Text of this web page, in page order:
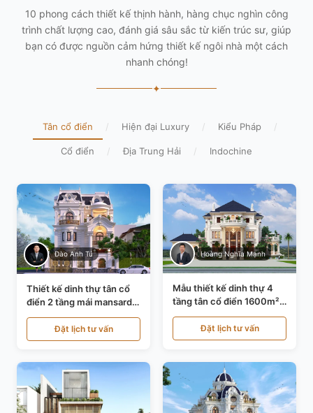
10 phong cách thiết kế thịnh hành, hàng chục nghìn công
trình chất lượng cao, đánh giá sâu sắc từ kiến trúc sư, giúp
bạn có được nguồn cảm hứng thiết kế ngôi nhà một cách
nhanh chóng!
✦
Tân cổ điển / Hiện đại Luxury / Kiểu Pháp /
Cổ điển / Địa Trung Hải / Indochine
Đào Anh Tú
Thiết kế dinh thự tân cổ
điển 2 tầng mái mansard
tại Bắc Ninh KT20084
Đặt lịch tư vấn
Hoàng Nghĩa Mạnh
Mẫu thiết kế dinh thự 4
tầng tân cổ điển 1600m²
tại Thanh Hóa KT20071
Đặt lịch tư vấn